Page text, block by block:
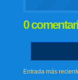
0
Entrada más